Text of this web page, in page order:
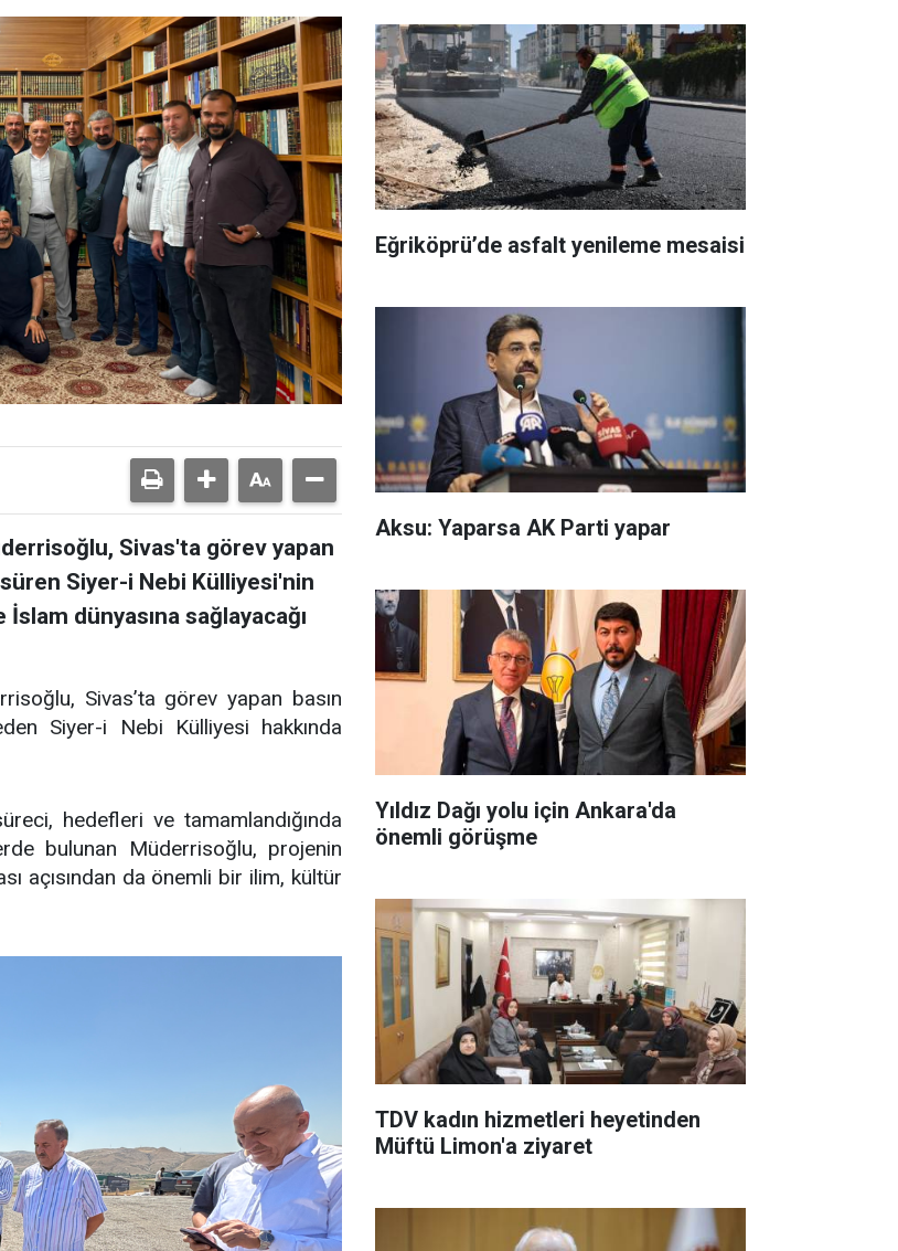
Sivas'ta görev yapan
süren Siyer-i Nebi Külliyesi'nin
dünyasına sağlayacağı
Sivas’ta görev yapan basın
Siyer-i Nebi Külliyesi hakkında
hedefleri ve tamamlandığında
bulunan Müderrisoğlu, projenin
açısından da önemli bir ilim, kültür
Eğriköprü’de asfalt yenileme mesaisi
Aksu: Yaparsa AK Parti yapar
Yıldız Dağı yolu için Ankara'da
önemli görüşme
TDV kadın hizmetleri heyetinden
Müftü Limon'a ziyaret